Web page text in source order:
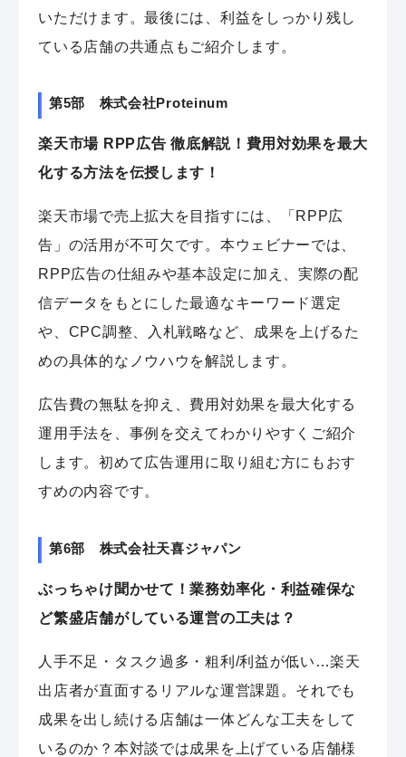
いただけます。最後には、利益をしっかり残し
ている店舗の共通点もご紹介します。
第5部 株式会社Proteinum
楽天市場 RPP広告 徹底解説！費用対効果を最大
化する方法を伝授します！
楽天市場で売上拡大を目指すには、「RPP広
告」の活用が不可欠です。本ウェビナーでは、
RPP広告の仕組みや基本設定に加え、実際の配
信データをもとにした最適なキーワード選定
や、CPC調整、入札戦略など、成果を上げるた
めの具体的なノウハウを解説します。
広告費の無駄を抑え、費用対効果を最大化する
運用手法を、事例を交えてわかりやすくご紹介
します。初めて広告運用に取り組む方にもおす
すめの内容です。
第6部 株式会社天喜ジャパン
ぶっちゃけ聞かせて！業務効率化・利益確保な
ど繁盛店舗がしている運営の工夫は？
人手不足・タスク過多・粗利/利益が低い…楽天
出店者が直面するリアルな運営課題。それでも
成果を出し続ける店舗は一体どんな工夫をして
いるのか？本対談では成果を上げている店舗様